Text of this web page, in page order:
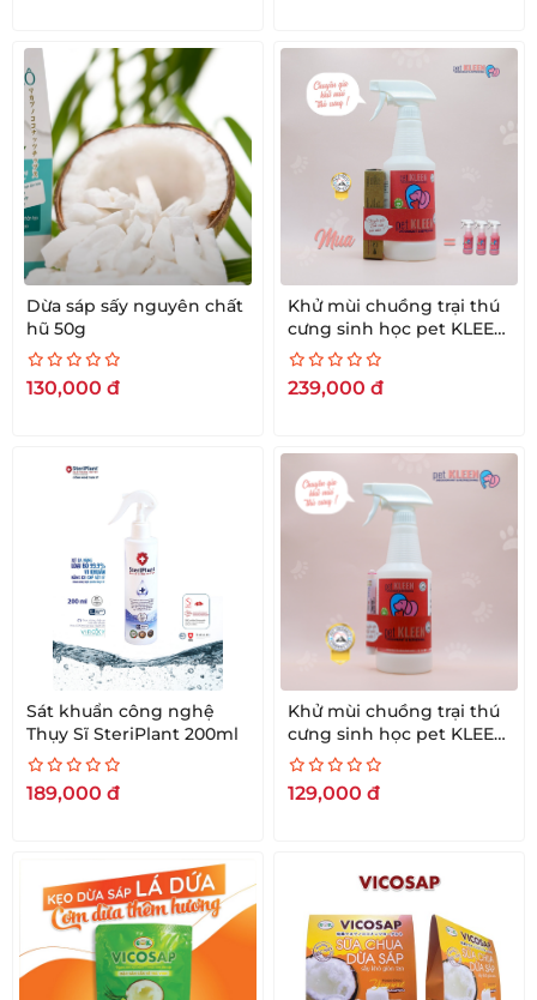
Dừa sáp sấy nguyên chất
hũ 50g
130,000 đ
Khử mùi chuồng trại thú
cưng sinh học pet KLEEN
1-3 ( 3 ống 5ml kèm 1
bình rỗng 500ml)
239,000 đ
Sát khuẩn công nghệ
Thụy Sĩ SteriPlant 200ml
189,000 đ
Khử mùi chuồng trại thú
cưng sinh học pet KLEEN
1-1( 1 ống 5ml kèm 1 bình
rỗng 500ml)
129,000 đ